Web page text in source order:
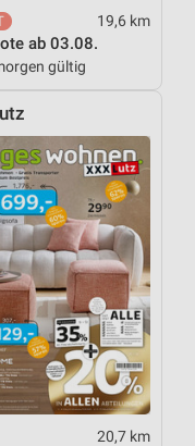
19,6 km
ab 03.08.
gültig
20,7 km
oder
von